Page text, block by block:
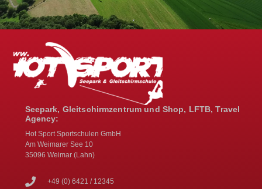
Seepark, Gleitschirmzentrum und Shop, LFTB, Travel
Agency:
Hot Sport Sportschulen GmbH
Am Weimarer See 10
35096 Weimar (Lahn)
+49 (0) 6421 / 12345